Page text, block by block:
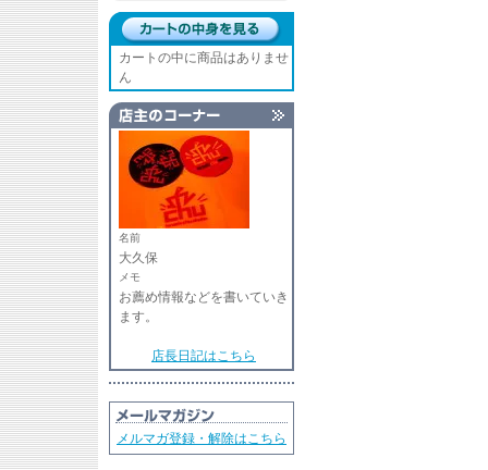
カートの中に商品はありませ
ん
名前
大久保
メモ
お薦め情報などを書いていき
ます。
店長日記はこちら
メルマガ登録・解除はこちら